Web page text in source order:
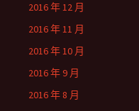
2016 年 12 月
2016 年 11 月
2016 年 10 月
2016 年 9 月
2016 年 8 月